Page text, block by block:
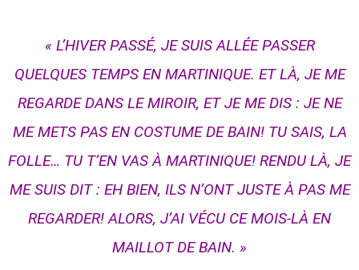
« L’HIVER PASSÉ, JE SUIS ALLÉE PASSER
QUELQUES TEMPS EN MARTINIQUE. ET LÀ, JE ME
REGARDE DANS LE MIROIR, ET JE ME DIS : JE NE
ME METS PAS EN COSTUME DE BAIN! TU SAIS, LA
FOLLE… TU T’EN VAS À MARTINIQUE! RENDU LÀ, JE
ME SUIS DIT : EH BIEN, ILS N’ONT JUSTE À PAS ME
REGARDER! ALORS, J’AI VÉCU CE MOIS-LÀ EN
MAILLOT DE BAIN. »